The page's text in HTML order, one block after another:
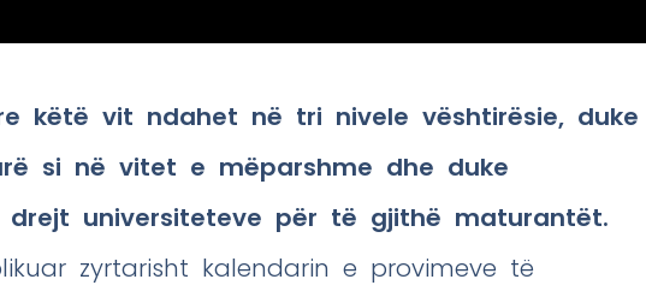
këtë vit ndahet në tri nivele vështirësie, duke
si në vitet e mëparshme dhe duke
universiteteve për të gjithë maturantët.
zyrtarisht kalendarin e provimeve të